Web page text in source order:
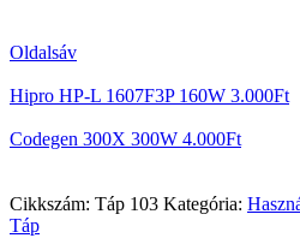
Oldalsáv
Hipro HP-L 1607F3P 160W 3.000Ft
Codegen 300X 300W 4.000Ft
Cikkszám: Táp 103 Kategória:
Táp